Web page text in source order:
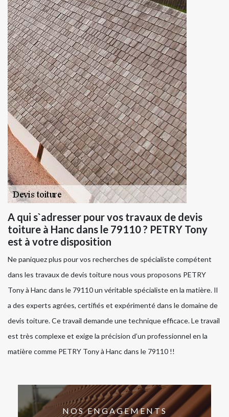
A qui s`adresser pour vos travaux de devis
toiture à Hanc dans le 79110 ? PETRY Tony
est à votre disposition
Ne paniquez plus pour vos recherches de spécialiste compétent
dans les travaux de devis toiture nous vous proposons PETRY
Tony à Hanc dans le 79110 un véritable spécialiste en la matière. Il
a des experts agrées, certifiés et expérimenté dans le domaine de
devis toiture. Ce travail demande une technique efficace. Le travail
est très complexe et exige la précision d’un professionnel en la
matière comme PETRY Tony à Hanc dans le 79110 !!
NOS ENGAGEMENTS